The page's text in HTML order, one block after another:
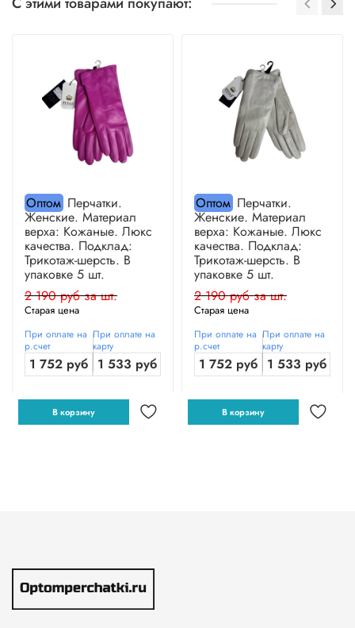
ОптомПерчатки.
Женские. Материал
верха: Кожаные. Люкс
качества. Подклад:
Трикотаж-шерсть. В
упаковке 5 шт.
2 190 руб за шт.
Старая цена
При оплате на
р.счет
1 752 руб
При оплате на
карту
1 533 руб
В корзину
ОптомПерчатки.
Женские. Материал
верха: Кожаные. Люкс
качества. Подклад:
Трикотаж-шерсть. В
упаковке 5 шт.
2 190 руб за шт.
Старая цена
При оплате на
р.счет
1 752 руб
При оплате на
карту
1 533 руб
В корзину